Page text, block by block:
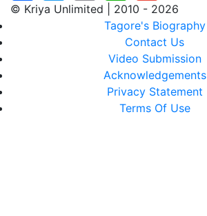
© Kriya Unlimited | 2010 - 2026
Tagore's Biography
Contact Us
Video Submission
Acknowledgements
Privacy Statement
Terms Of Use